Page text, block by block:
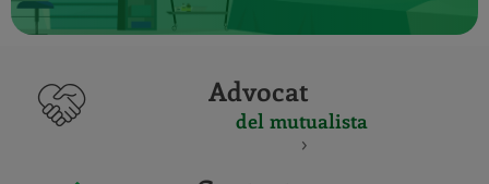
Advocat
del mutualista